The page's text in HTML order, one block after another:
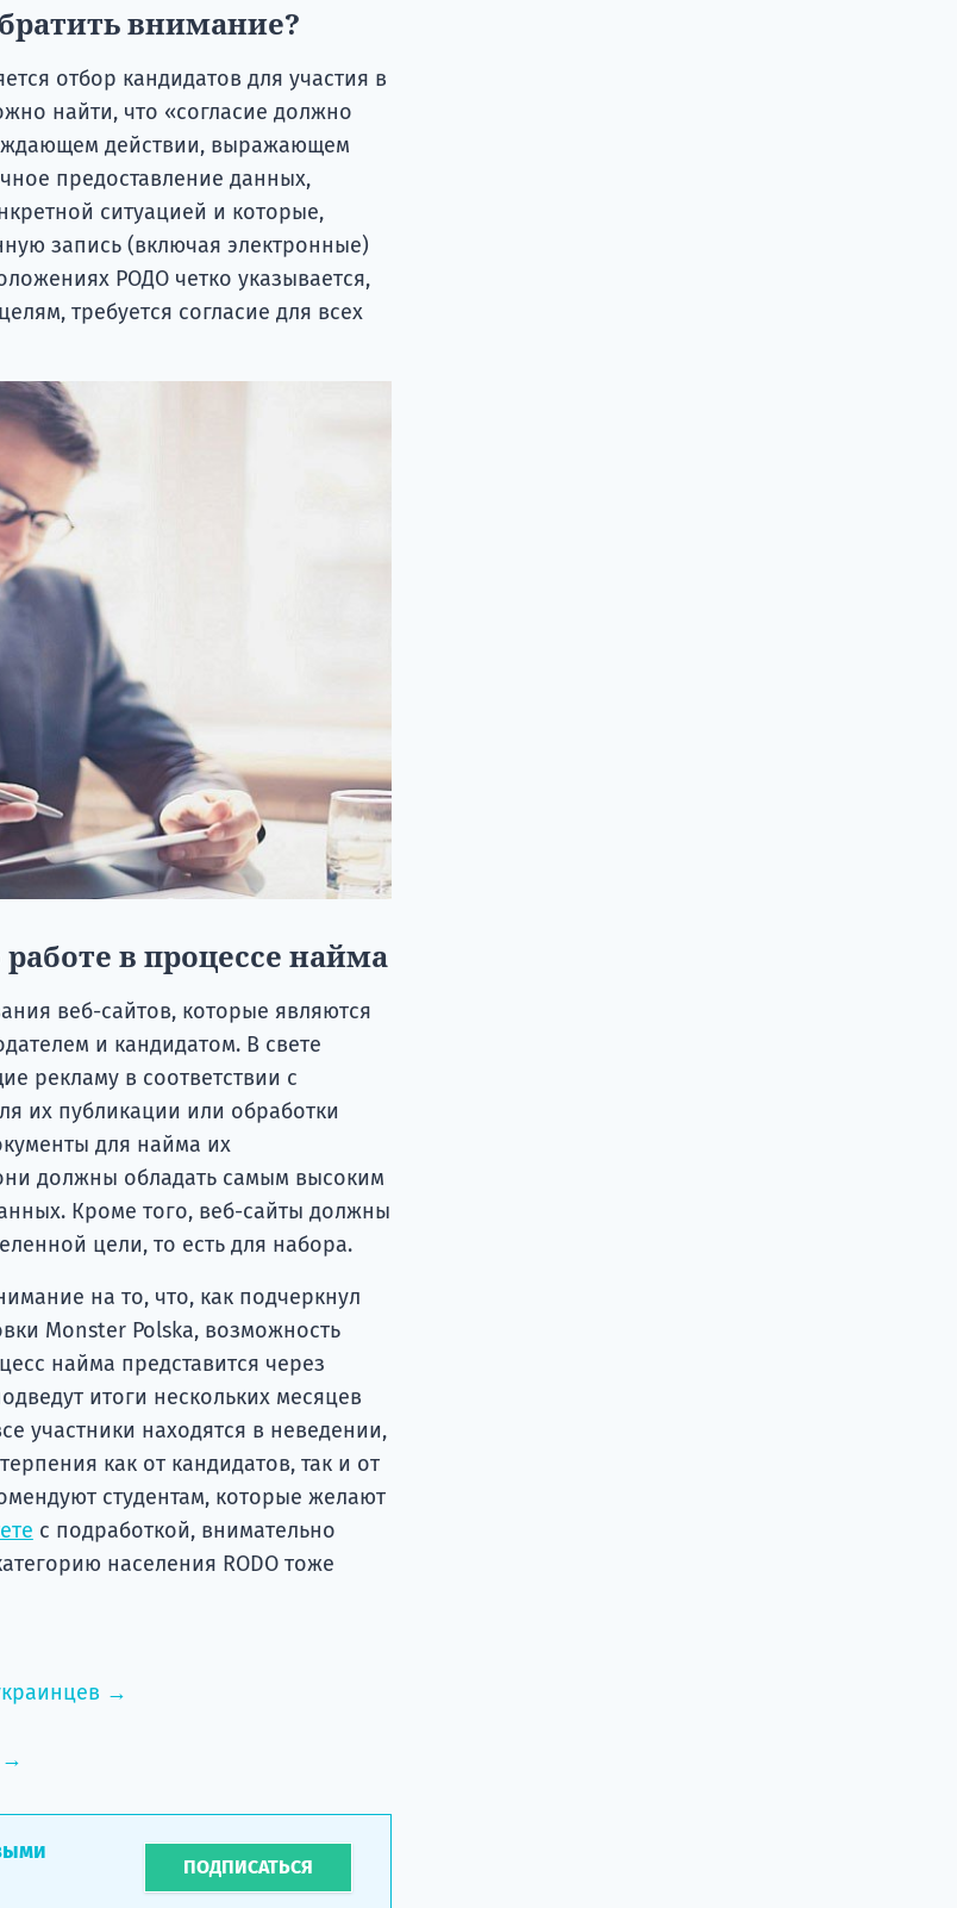
внимание?
отбор кандидатов для участия в
найти, что «согласие должно
действии, выражающем
предоставление данных,
ситуацией и которые,
запись (включая электронные)
РОДО четко указывается,
требуется согласие для всех
в процессе найма
веб-сайтов, которые являются
и кандидатом. В свете
рекламу в соответствии с
их публикации или обработки
для найма их
должны обладать самым высоким
Кроме того, веб-сайты должны
цели, то есть для набора.
на то, что, как подчеркнул
Monster Polska, возможность
найма представится через
итоги нескольких месяцев
участники находятся в неведении,
как от кандидатов, так и от
студентам, которые желают
с подработкой, внимательно
населения RODO тоже
→
→
ПОДПИСАТЬСЯ